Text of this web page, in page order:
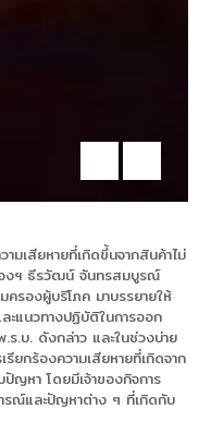
มเสียหายที่เกิดขึ้นจากสินค้าไม่
งฯ ธีรวัฒน์ จันทรสมบูรณ์
ครองผู้บริโภค มาบรรยายให้
ะแนวทางปฏิบัติในการออก
.บ. ดังกล่าว และในช่วงบ่าย
รียกร้องความเสียหายที่เกิดจาก
ญหา โดยมีเจ้าของกิจการ
รณ์และปัญหาต่าง ๆ ที่เกิดกับ